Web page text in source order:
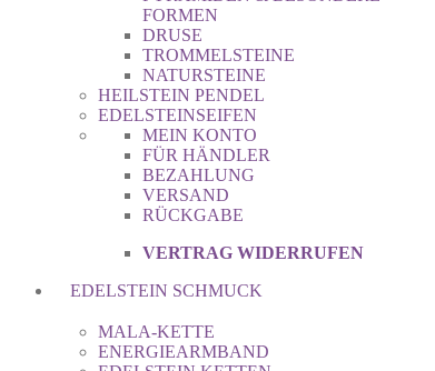
FORMEN
DRUSE
TROMMELSTEINE
NATURSTEINE
HEILSTEIN PENDEL
EDELSTEINSEIFEN
MEIN KONTO
FÜR HÄNDLER
BEZAHLUNG
VERSAND
RÜCKGABE
VERTRAG WIDERRUFEN
EDELSTEIN SCHMUCK
MALA-KETTE
ENERGIEARMBAND